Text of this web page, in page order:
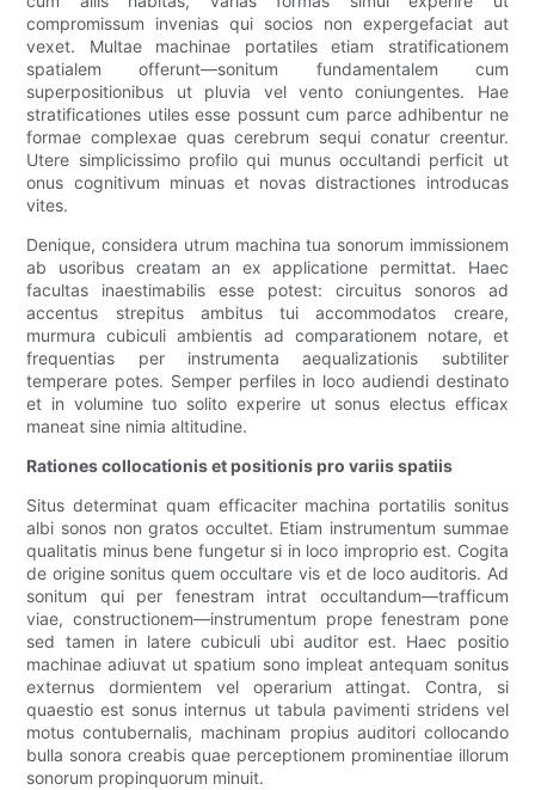
compromissum invenias qui socios non expergefaciat aut
vexet. Multae machinae portatiles etiam stratificationem
spatialem offerunt—sonitum fundamentalem cum
superpositionibus ut pluvia vel vento coniungentes. Hae
stratificationes utiles esse possunt cum parce adhibentur ne
formae complexae quas cerebrum sequi conatur creentur.
Utere simplicissimo profilo qui munus occultandi perficit ut
onus cognitivum minuas et novas distractiones introducas
vites.
Denique, considera utrum machina tua sonorum immissionem
ab usoribus creatam an ex applicatione permittat. Haec
facultas inaestimabilis esse potest: circuitus sonoros ad
accentus strepitus ambitus tui accommodatos creare,
murmura cubiculi ambientis ad comparationem notare, et
frequentias per instrumenta aequalizationis subtiliter
temperare potes. Semper perfiles in loco audiendi destinato
et in volumine tuo solito experire ut sonus electus efficax
maneat sine nimia altitudine.
Rationes collocationis et positionis pro variis spatiis
Situs determinat quam efficaciter machina portatilis sonitus
albi sonos non gratos occultet. Etiam instrumentum summae
qualitatis minus bene fungetur si in loco improprio est. Cogita
de origine sonitus quem occultare vis et de loco auditoris. Ad
sonitum qui per fenestram intrat occultandum—trafficum
viae, constructionem—instrumentum prope fenestram pone
sed tamen in latere cubiculi ubi auditor est. Haec positio
machinae adiuvat ut spatium sono impleat antequam sonitus
externus dormientem vel operarium attingat. Contra, si
quaestio est sonus internus ut tabula pavimenti stridens vel
motus contubernalis, machinam propius auditori collocando
bulla sonora creabis quae perceptionem prominentiae illorum
sonorum propinquorum minuit.